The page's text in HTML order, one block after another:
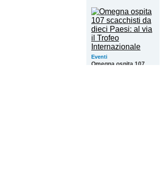
Eventi
Omegna ospita 107